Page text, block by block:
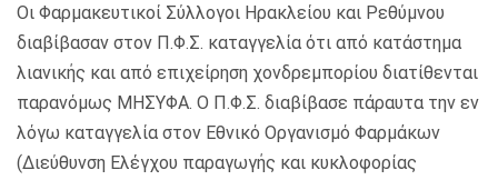
Oι Φαρμακευτικοί Σύλλογοι Ηρακλείου και Ρεθύμνου
διαβίβασαν στον Π.Φ.Σ. καταγγελία ότι από κατάστημα
λιανικής και από επιχείρηση χονδρεμπορίου διατίθενται
παρανόμως ΜΗΣΥΦΑ. Ο Π.Φ.Σ. διαβίβασε πάραυτα την εν
λόγω καταγγελία στον Εθνικό Οργανισμό Φαρμάκων
(Διεύθυνση Ελέγχου παραγωγής και κυκλοφορίας